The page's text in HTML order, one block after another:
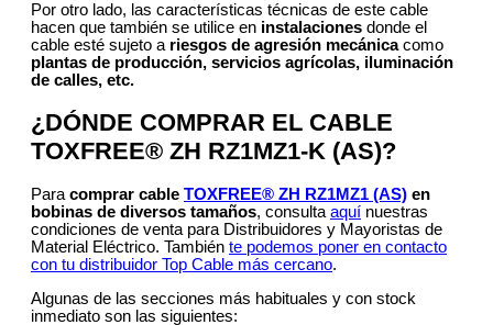
Por otro lado, las características técnicas de este cable
hacen que también se utilice en instalaciones donde el
cable esté sujeto a riesgos de agresión mecánicacomo
plantas de producción, servicios agrícolas, iluminación
de calles, etc.
¿DÓNDE COMPRAR EL CABLE
TOXFREE® ZH RZ1MZ1-K (AS)?
Paracomprar cable TOXFREE® ZH RZ1MZ1 (AS) en
bobinas de diversos tamaños, consultaaquí nuestras
condiciones de venta para Distribuidores y Mayoristas de
Material Eléctrico. También te podemos poner en contacto
con tu distribuidor Top Cable más cercano.
Algunas de las secciones más habituales y con stock
inmediato son las siguientes: